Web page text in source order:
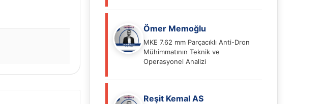
Ömer Memoğlu
MKE 7.62 mm Parçacıklı Anti-Dron
Mühimmatının Teknik ve
Operasyonel Analizi
Reşit Kemal AS